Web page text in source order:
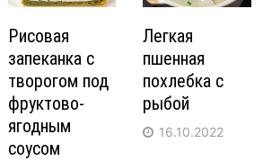
Рисовая
запеканка с
творогом под
фруктово-
ягодным
соусом
Легкая
пшенная
похлебка с
рыбой
16.10.2022